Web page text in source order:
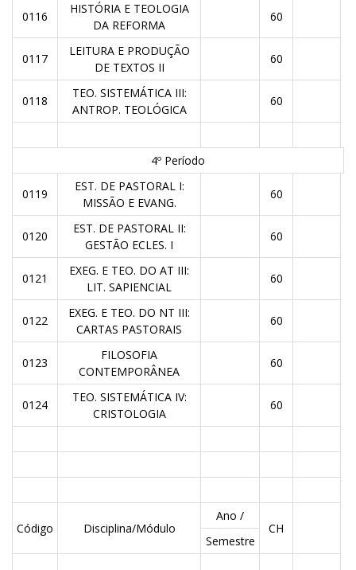
0116
HISTÓRIA E TEOLOGIA
DA REFORMA
60
0117
LEITURA E PRODUÇÃO
DE TEXTOS II
60
0118
TEO. SISTEMÁTICA III:
ANTROP. TEOLÓGICA
60
4º Período
0119
EST. DE PASTORAL I:
MISSÃO E EVANG.
60
0120
EST. DE PASTORAL II:
GESTÃO ECLES. I
60
0121
EXEG. E TEO. DO AT III:
LIT. SAPIENCIAL
60
0122
EXEG. E TEO. DO NT III:
CARTAS PASTORAIS
60
0123
FILOSOFIA
CONTEMPORÂNEA
60
0124
TEO. SISTEMÁTICA IV:
CRISTOLOGIA
60
Código Disciplina/Módulo
Ano /
CH
Semestre